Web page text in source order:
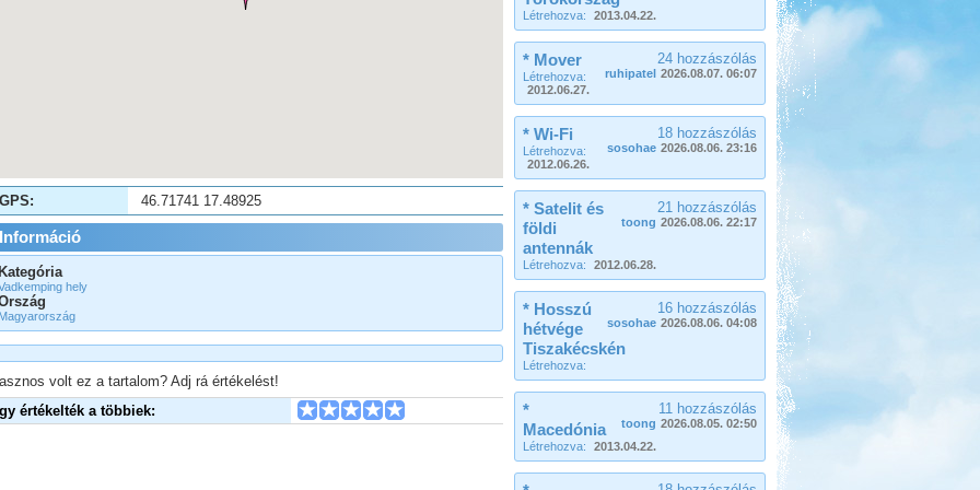
46.71741 17.48925
hely
volt ez a tartalom? Adj rá értékelést!
értékelték a többiek:
Beküldte:Gagabi
Életem legnagyobb autós kalandja
volt...
Fertő-tó és Ausztria,
Mesepark.
Beküldte:GaborApa
Vidámparkozással egybekötött, őszi
csavargás a Fertő körül.
Hellas 2011
Beküldte:Nemo25
Létrehozva: 2013.04.22.
24 hozzászólás
ruhipatel 2026.08.07. 06:07
* Mover
Létrehozva:
2012.06.27.
18 hozzászólás
sosohae 2026.08.06. 23:16
* Wi-Fi
Létrehozva:
2012.06.26.
21 hozzászólás
toong 2026.08.06. 22:17
* Satelit és
földi
antennák
Létrehozva: 2012.06.28.
16 hozzászólás
sosohae 2026.08.06. 04:08
* Hosszú
hétvége
Tiszakécskén
Létrehozva:
11 hozzászólás
toong 2026.08.05. 02:50
*
Macedónia
Létrehozva: 2013.04.22.